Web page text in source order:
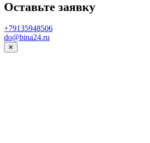
Оставьте заявку
+79135948506
do@bina24.ru
✕